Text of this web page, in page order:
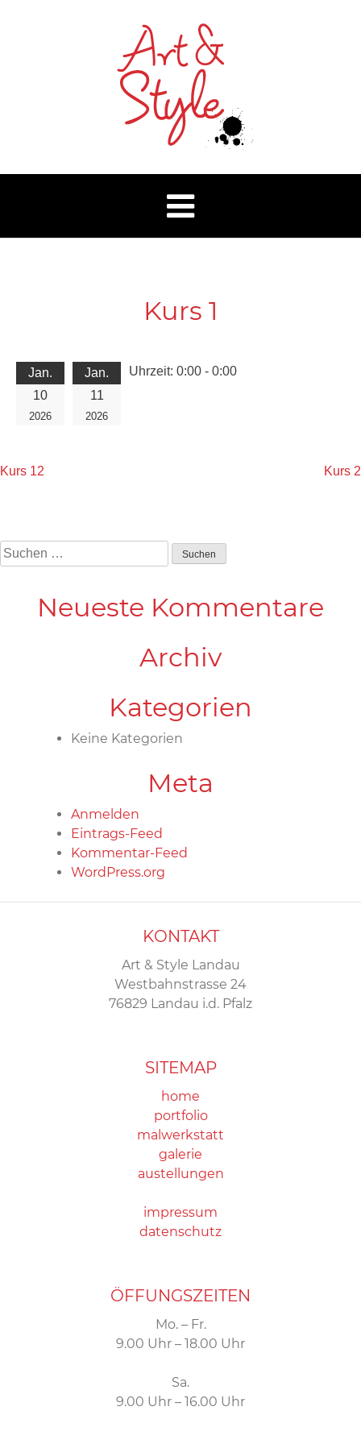
Kurs 1
Jan.
10
2026
Jan.
11
2026
Uhrzeit: 0:00 - 0:00
Beitragsnavigation
Kurs 12 Kurs 2
Suchen
nach:
Neueste Kommentare
Archiv
Kategorien
Keine Kategorien
Meta
Anmelden
Eintrags-Feed
Kommentar-Feed
WordPress.org
KONTAKT
Art & Style Landau
Westbahnstrasse 24
76829 Landau i.d. Pfalz
SITEMAP
home
portfolio
malwerkstatt
galerie
austellungen
impressum
datenschutz
ÖFFUNGSZEITEN
Mo. – Fr.
9.00 Uhr – 18.00 Uhr
Sa.
9.00 Uhr – 16.00 Uhr